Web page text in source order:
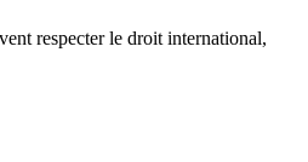
respecter le droit international,